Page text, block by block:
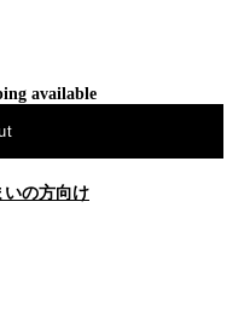
available
いの方向け